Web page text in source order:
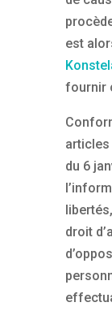
est
fournir
articles
du 6
droit